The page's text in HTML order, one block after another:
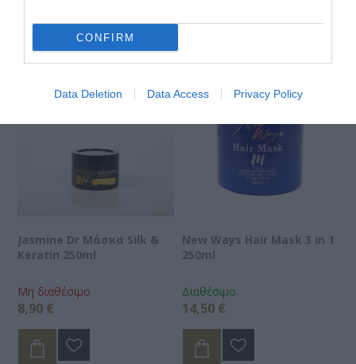
CONFIRM
Data Deletion Data Access Privacy Policy
Jasmine Dr Μάσκα Silk &
Keratin 250ml
Μη διαθέσιμο
8,90 €
New Ways Hair Mask 3 in 1
250ml
Διαθέσιμο
14,50 €